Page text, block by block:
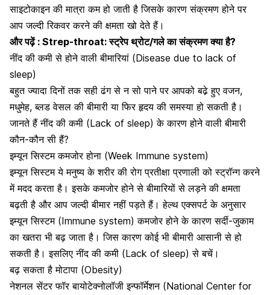
साइटोकाइन की मात्रा कम हो जाती है जिसके कारण संक्रमण होने पर
आप जल्दी रिकवर करने की क्षमता खो देते हैं।
और पढ़ें : Strep-throat: स्ट्रेप थ्रोट/गले का संक्रमण क्या है?
नींद की कमी से होने वाली बीमारियां (Disease due to lack of
sleep)
बहुत ज्यादा दिनों तक सही ढंग से न सो पाने पर आपको बढे़ हुए वजन,
मधुमेह, ब्लड वेसल की बीमारी या फिर हृदय की समस्या हो सकती है।
जानते हैं नींद की कमी (Lack of sleep) के कारण होने वाली बीमारी
कौन-कौन सी हैं?
इम्यून सिस्टम कमजोर होना (Week Immune system)
इम्यून सिस्टमये मनुष्य के शरीर की रोग प्रतीक्षा प्रणाली को स्ट्रॉन्ग करने
में मदद करता है। इसके कमजोर होने से बीमारियों से लड़ने की क्षमता
बढ़ती है और आप जल्दी बीमार नहीं पड़ते हैं। हेल्थ एक्सपर्ट के अनुसार
इम्यून सिस्टम(Immune system) कमजोर होने के कारण सर्दी-जुकाम
का खतरा भी बढ़ जाता है। जिस कारण कोई भी बीमारी आसानी से हो
सकती है। इसलिए नींद की कमी (Lack of sleep) से बचें।
बढ़ सकता है मोटापा (Obesity)
नेशनल सेंटर फॉर बायोटेक्नोलॉजी इन्फॉर्मेशन (National Center for